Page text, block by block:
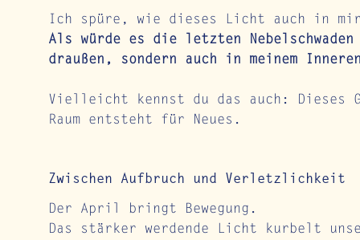
Ich spüre, wie dieses Licht auch in mir
Als würde es die letzten
draußen, sondern auch in meinem
Vielleicht kennst du das auch:
Raum entsteht für Neues.
Zwischen Aufbruch und Verletzlichkeit
Der April bringt Bewegung.
Das stärker werdende Licht kurbelt